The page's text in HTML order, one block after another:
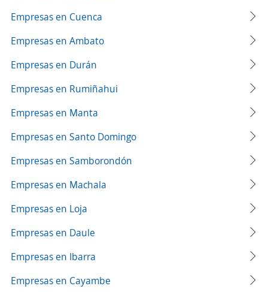
Empresas en Cuenca
Empresas en Ambato
Empresas en Durán
Empresas en Rumiñahui
Empresas en Manta
Empresas en Santo Domingo
Empresas en Samborondón
Empresas en Machala
Empresas en Loja
Empresas en Daule
Empresas en Ibarra
Empresas en Cayambe